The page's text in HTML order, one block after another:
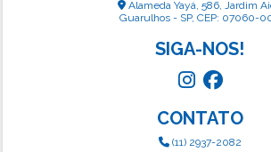
Alameda Yayá, 586, Jardim
Guarulhos - SP, CEP: 07060-
SIGA-NOS!
CONTATO
(11) 2937-2082